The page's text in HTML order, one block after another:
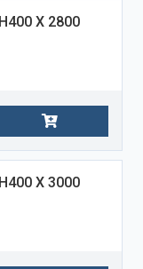
X 2800
X 3000